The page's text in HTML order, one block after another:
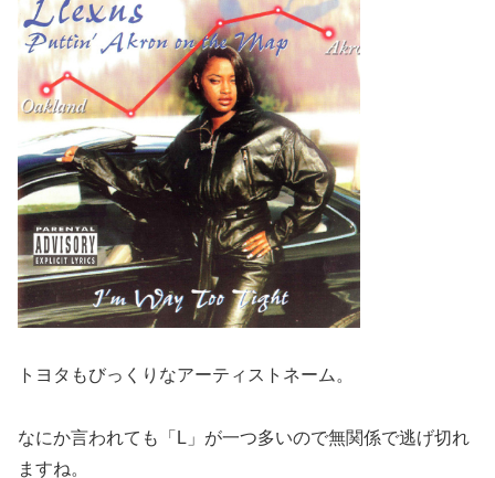
トヨタもびっくりなアーティストネーム。
なにか言われても「L」が一つ多いので無関係で逃げ切れ
ますね。